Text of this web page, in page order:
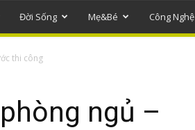
Đời Sống Mẹ&Bé Công Nghệ
thi công
ngủ –